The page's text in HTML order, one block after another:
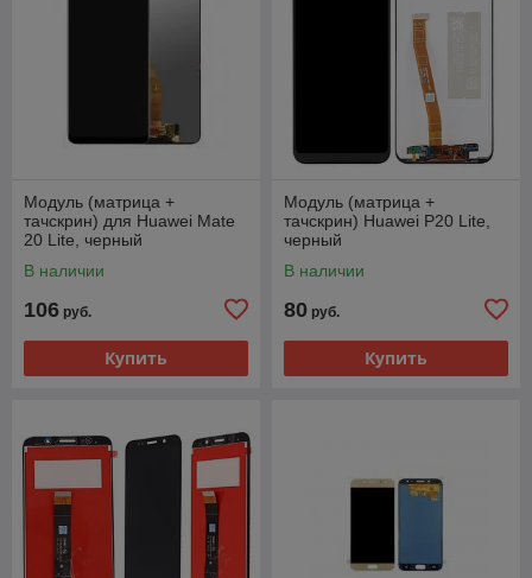
Модуль (матрица +
тачскрин) для Huawei Mate
20 Lite, черный
В наличии
106 руб.
Купить
Модуль (матрица +
тачскрин) Huawei P20 Lite,
черный
В наличии
80 руб.
Купить